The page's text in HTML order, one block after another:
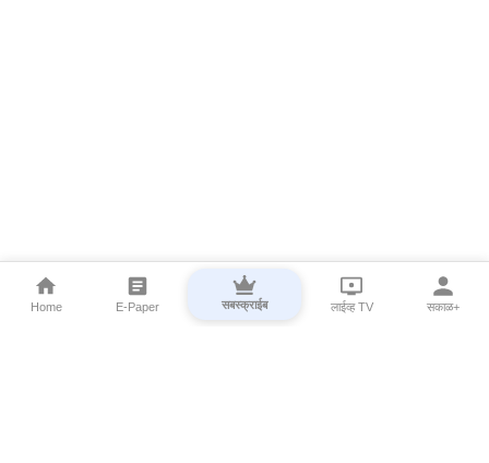
Home E-Paper सबस्क्राईब लाईव्ह TV सकाळ+